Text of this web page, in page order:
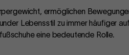
ermöglichen
Lebensstil zu immer häufiger
eine bedeutende Rolle.